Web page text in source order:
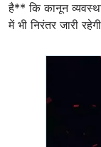
है** कि कानून
में भी निरंतर जारी